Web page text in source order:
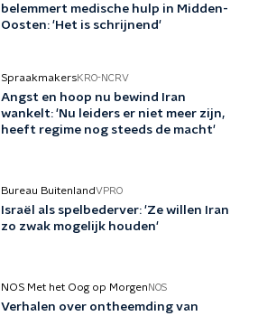
belemmert medische hulp in Midden-
Oosten: 'Het is schrijnend'
SpraakmakersKRO-NCRV
Angst en hoop nu bewind Iran
wankelt: 'Nu leiders er niet meer zijn,
heeft regime nog steeds de macht'
Bureau BuitenlandVPRO
Israël als spelbederver: 'Ze willen Iran
zo zwak mogelijk houden'
NOS Met het Oog op Morgen NOS
Verhalen over ontheemding van